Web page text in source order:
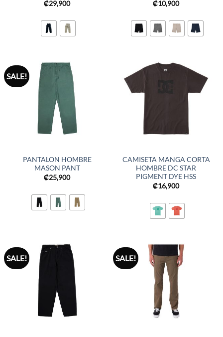
₡29,900 ₡10,900
SALE!
PANTALON HOMBRE
MASON PANT
₡25,900
CAMISETA MANGA CORTA
HOMBRE DC STAR
PIGMENT DYE HSS
₡16,900
SALE! SALE!